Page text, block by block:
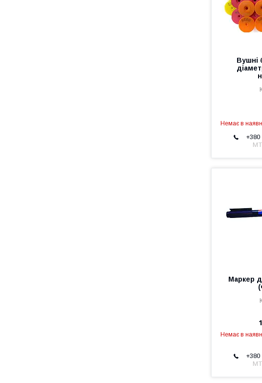
Вушні
Немає в
+380
Маркер
Немає в
+380